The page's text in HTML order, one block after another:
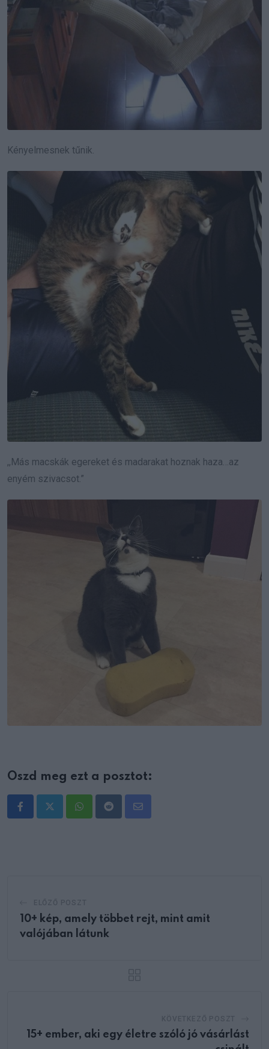
Kényelmesnek tűnik.
,,Más macskák egereket és madarakat hoznak haza…az
enyém szivacsot.”
Oszd meg ezt a posztot:
WhatsappRedditShare
10+ kép, amely többet rejt, mint amit
valójában látunk
15+ ember, aki egy életre szóló jó vásárlást